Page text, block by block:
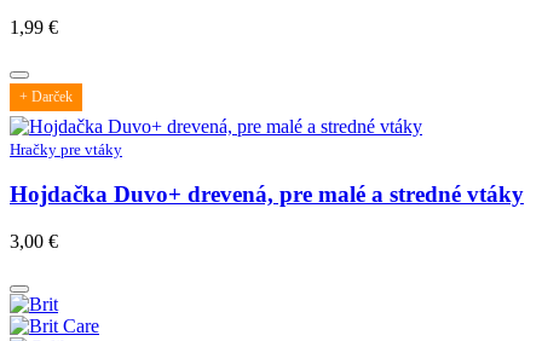
1,99 €
+ Darček
Hračky pre vtáky
Hojdačka Duvo+ drevená, pre malé a stredné vtáky
3,00 €